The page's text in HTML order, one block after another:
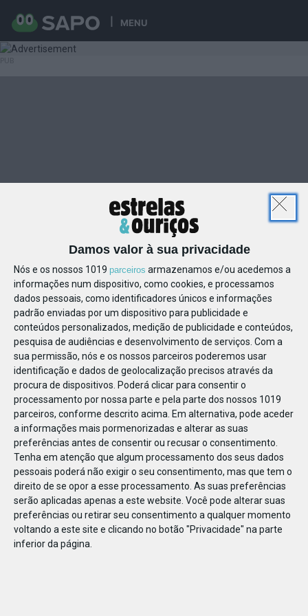
MENU
Damos valor à sua privacidade
Nós e os nossos 1019 parceiros armazenamos e/ou acedemos a
informações num dispositivo, como cookies, e processamos
dados pessoais, como identificadores únicos e informações
padrão enviadas por um dispositivo para publicidade e
conteúdos personalizados, medição de publicidade e conteúdos,
pesquisa de audiências e desenvolvimento de serviços. Com a
sua permissão, nós e os nossos parceiros poderemos usar
identificação e dados de geolocalização precisos através da
procura de dispositivos. Poderá clicar para consentir o
processamento por nossa parte e pela parte dos nossos 1019
parceiros, conforme descrito acima. Em alternativa, pode aceder
a informações mais pormenorizadas e alterar as suas
preferências antes de consentir ou recusar o consentimento.
Tenha em atenção que algum processamento dos seus dados
pessoais poderá não exigir o seu consentimento, mas que tem o
direito de se opor a esse processamento. As suas preferências
serão aplicadas apenas a este website. Você pode alterar suas
preferências ou retirar seu consentimento a qualquer momento
voltando a este site e clicando no botão "Privacidade" na parte
inferior da página.
85191280553924